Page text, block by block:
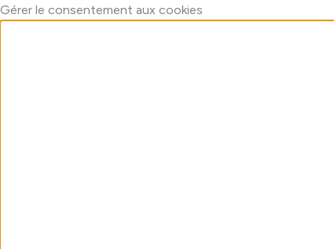
Gérer le consentement aux cookies
Fonctionnel
Préférences
Statistiques
Marketing
Aller